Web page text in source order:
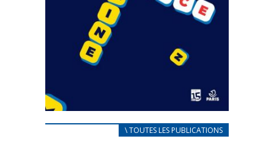
CARNET D’ACCUEIL\ TOUTES LES PUBLICATIONS